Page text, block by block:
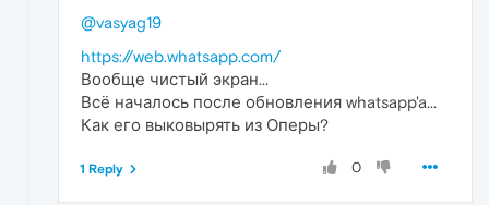
@vasyag19
https://web.whatsapp.com/
Вообще чистый экран...
Всё началось после обновления whatsapp'a...
Как его выковырять из Оперы?
0
1 Reply